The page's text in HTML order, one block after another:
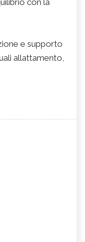
con la
e supporto
allattamento,